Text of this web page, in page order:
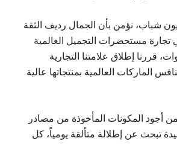
شباب، نؤمن بأن الجمال رديف الثقة
تجارة مستحضرات التجميل العالمية
قررنا إطلاق علامتنا التجارية
الماركات العالمية بمنتجاتها عالية
أجود المكونات المأخوذة من مصادر
تبحث عن إطلالة متألقة يومياً، كل